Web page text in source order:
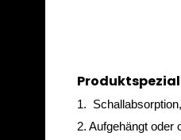
1.
2. Aufgehängt oder